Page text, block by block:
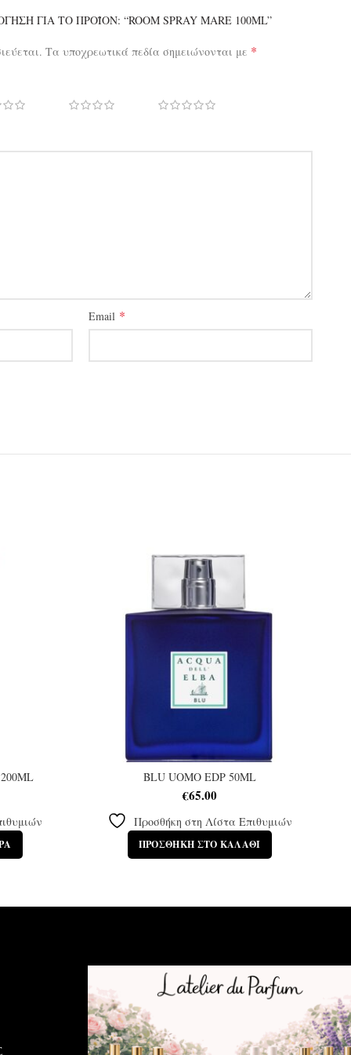
ΓΙΑ ΤΟ ΠΡΟΪΌΝ: “ROOM SPRAY MARE 100ML”
Τα υποχρεωτικά πεδία σημειώνονται με *
Email *
BLU UOMO EDP 50ML
€65.00
Προσθήκη στη Λίστα Επιθυμιών
ΠΡΟΣΘΉΚΗ ΣΤΟ ΚΑΛΆΘΙ